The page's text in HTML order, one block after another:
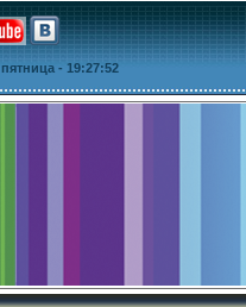
пятница - 19:27:52